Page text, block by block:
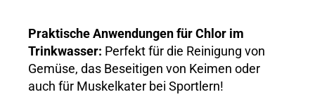
Praktische Anwendungen für Chlor im
Trinkwasser: Perfekt für die Reinigung von
Gemüse, das Beseitigen von Keimen oder
auch für Muskelkater bei Sportlern!